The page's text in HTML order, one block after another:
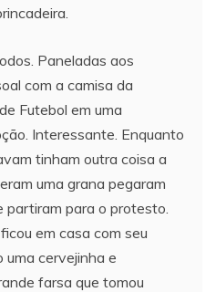
Paneladas aos
com a camisa da
Futebol em uma
Interessante. Enquanto
tinham outra coisa a
uma grana pegaram
partiram para o protesto.
em casa com seu
uma cervejinha e
farsa que tomou